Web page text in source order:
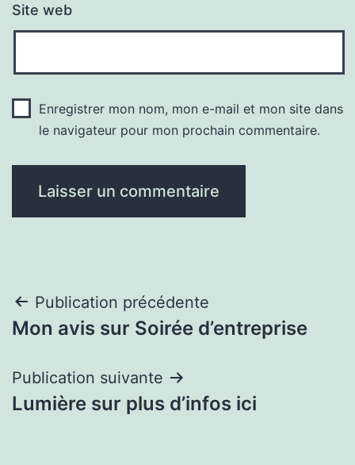
Site web
Enregistrer mon nom, mon e-mail et mon site dans
le navigateur pour mon prochain commentaire.
Navigation
de
l’article
Publication précédente
Mon avis sur Soirée d’entreprise
Publication suivante
Lumière sur plus d’infos ici